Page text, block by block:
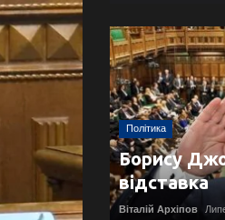
Політика
Борису
відставка
Віталій Архіпов